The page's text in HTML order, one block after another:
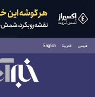
فارسی العربية English
یکشنبه ۱۸ مرداد ۱۴۰۵